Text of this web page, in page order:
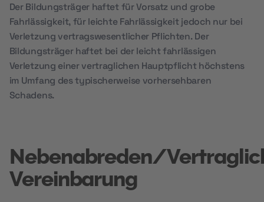
Der Bildungsträger haftet für Vorsatz und grobe
Fahrlässigkeit, für leichte Fahrlässigkeit jedoch nur bei
Verletzung vertragswesentlicher Pflichten. Der
Bildungsträger haftet bei der leicht fahrlässigen
Verletzung einer vertraglichen Hauptpflicht höchstens
im Umfang des typischerweise vorhersehbaren
Schadens.
Nebenabreden/
Vereinbarung